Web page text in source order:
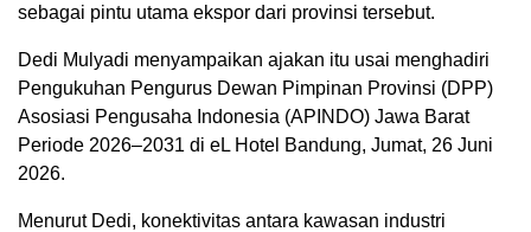
sebagai pintu utama ekspor dari provinsi tersebut.
Dedi Mulyadi menyampaikan ajakan itu usai menghadiri
Pengukuhan Pengurus Dewan Pimpinan Provinsi (DPP)
Asosiasi Pengusaha Indonesia (APINDO) Jawa Barat
Periode 2026–2031 di eL Hotel Bandung, Jumat, 26 Juni
2026.
Menurut Dedi, konektivitas antara kawasan industri